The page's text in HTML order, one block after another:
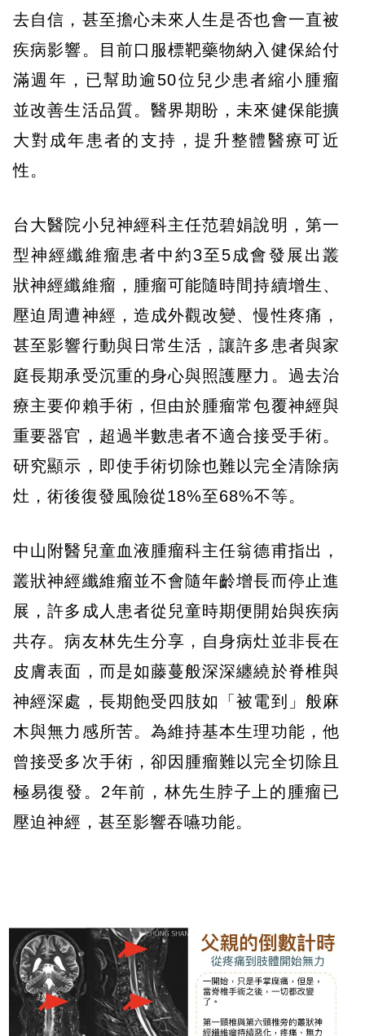
去自信，甚至擔心未來人生是否也會一直被
疾病影響。目前口服標靶藥物納入健保給付
滿週年，已幫助逾50位兒少患者縮小腫瘤
並改善生活品質。醫界期盼，未來健保能擴
大對成年患者的支持，提升整體醫療可近
性。
台大醫院小兒神經科主任范碧娟說明，第一
型神經纖維瘤患者中約3至5成會發展出叢
狀神經纖維瘤，腫瘤可能隨時間持續增生、
壓迫周遭神經，造成外觀改變、慢性疼痛，
甚至影響行動與日常生活，讓許多患者與家
庭長期承受沉重的身心與照護壓力。過去治
療主要仰賴手術，但由於腫瘤常包覆神經與
重要器官，超過半數患者不適合接受手術。
研究顯示，即使手術切除也難以完全清除病
灶，術後復發風險從18%至68%不等。
中山附醫兒童血液腫瘤科主任翁德甫指出，
叢狀神經纖維瘤並不會隨年齡增長而停止進
展，許多成人患者從兒童時期便開始與疾病
共存。病友林先生分享，自身病灶並非長在
皮膚表面，而是如藤蔓般深深纏繞於脊椎與
神經深處，長期飽受四肢如「被電到」般麻
木與無力感所苦。為維持基本生理功能，他
曾接受多次手術，卻因腫瘤難以完全切除且
極易復發。2年前，林先生脖子上的腫瘤已
壓迫神經，甚至影響吞嚥功能。